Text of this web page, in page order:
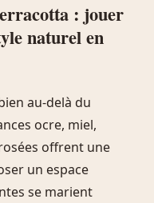
: jouer
naturel en
au-delà du
ocre, miel,
offrent une
un espace
se marient